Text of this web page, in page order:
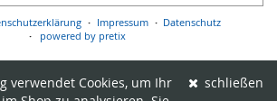
Impressum
Datenschutz
powered by pretix
schließen
verwendet Cookies, um Ihr